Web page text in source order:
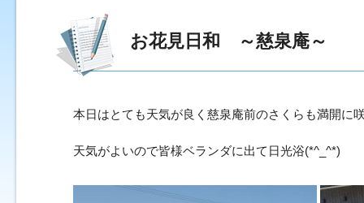
お花見日和 ～慈泉庵～
本日はとても天気が良く慈泉庵前のさくらも満開に
天気がよいので皆様ベランダに出て日光浴(*^_^*)